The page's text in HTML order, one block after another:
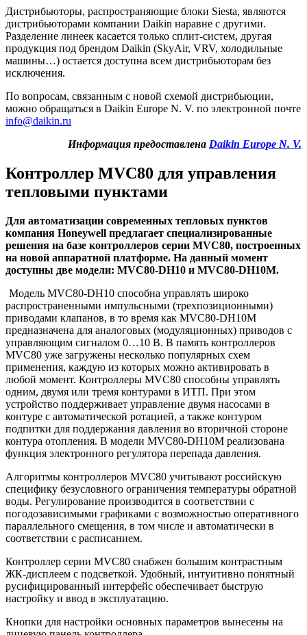
Дистрибьюторы, распространяющие блоки Siesta, являются
дистрибьюторами компании Daikin наравне с другими.
Разделение линеек касается только сплит-систем, другая
продукция под брендом Daikin (SkyAir, VRV, холодильные
машины…) остается доступна всем дистрибьюторам без
исключения.
По вопросам, связанным с новой схемой дистрибьюции,
можно обращаться в Daikin Europe N. V. по электронной почте
info@daikin.ru
Информация предоставлена Daikin Europe N. V.
Контроллер MVC80 для управления
тепловыми пунктами
Для автоматизации современных тепловых пунктов
компания Honeywell предлагает специализированные
решения на базе контроллеров серии MVC80, построенных
на новой аппаратной платформе. На данный момент
доступны две модели: MVC80-DH10 и MVC80-DH10М.
Модель MVC80-DH10 способна управлять широко
распространенными импульсными (трехпозиционными)
приводами клапанов, в то время как MVC80-DH10М
предназначена для аналоговых (модуляционных) приводов с
управляющим сигналом 0…10 В. В память контроллеров
MVC80 уже загружены несколько популярных схем
применения, каждую из которых можно активировать в
любой момент. Контроллеры MVC80 способны управлять
одним, двумя или тремя контурами в ИТП. При этом
устройство поддерживает управление двумя насосами в
контуре с автоматической ротацией, а также контуром
подпитки для поддержания давления во вторичной стороне
контура отопления. В модели MVC80-DH10М реализована
функция электронного регулятора перепада давления.
Алгоритмы контроллеров MVC80 учитывают российскую
специфику безусловного ограничения температуры обратной
воды. Регулирование производится в соответствии с
погодозависимыми графиками с возможностью оперативного
параллельного смещения, в том числе и автоматически в
соответствии с расписанием.
Контроллер серии MVC80 снабжен большим контрастным
ЖК-дисплеем с подсветкой. Удобный, интуитивно понятный
русифицированный интерфейс обеспечивает быструю
настройку и ввод в эксплуатацию.
Кнопки для настройки основных параметров вынесены на